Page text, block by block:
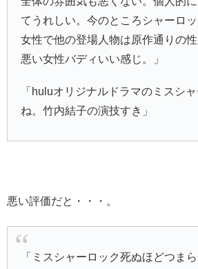
てうれしい。今のところシャーロ
女性で他の登場人物は原作通りの
悪い女性バディいい感じ。」
「huluオリジナルドラマのミスシ
ね。竹内結子の演技すき」
悪い評価だと・・・。
「ミスシャーロック死ぬほどつま